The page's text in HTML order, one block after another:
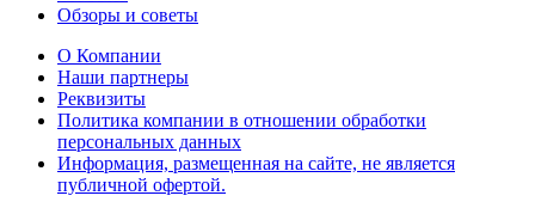
Обзоры и советы
О Компании
Наши партнеры
Реквизиты
Политика компании в отношении обработки
персональных данных
Информация, размещенная на сайте, не является
публичной офертой.